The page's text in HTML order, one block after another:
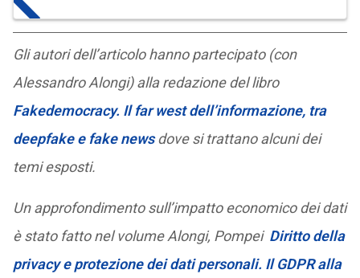
Gli autori dell’articolo hanno partecipato (con
Alessandro Alongi) alla redazione del libro
Fakedemocracy. Il far west dell’informazione, tra
deepfake e fake newsdove si trattano alcuni dei
temi esposti.
Un approfondimento sull’impatto economico dei dati
è stato fatto nel volume Alongi, Pompei Diritto della
privacy e protezione dei dati personali. Il GDPR alla